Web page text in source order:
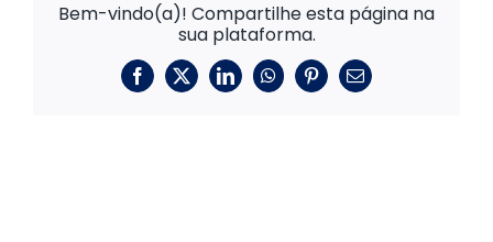
Bem-vindo(a)! Compartilhe esta página na
sua plataforma.
Facebook
X LinkedInWhatsAppPinterest
E-